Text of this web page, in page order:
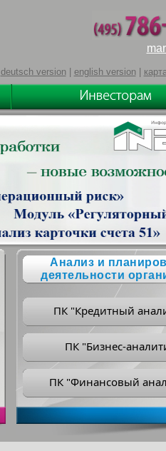
deutsch version| english version|
Анализ и
деятельности
ПК "Кредитный
ПК "Бизнес-
ПК "Финансовый